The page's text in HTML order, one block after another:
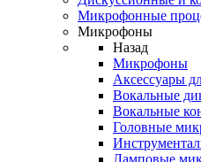
Микрофонные
Микрофоны
Назад
Микрофоны
Аксессуары
Вокальные
Вокальные
Головные
Ламповые